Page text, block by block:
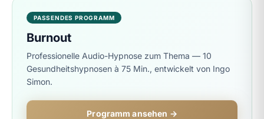
PASSENDES PROGRAMM
Burnout
Professionelle Audio-Hypnose zum Thema — 10
Gesundheitshypnosen à 75 Min., entwickelt von Ingo
Simon.
Programm ansehen →